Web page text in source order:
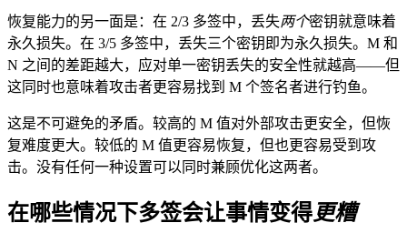
恢复能力的另一面是：在 2/3 多签中，丢失两个密钥就意味着
永久损失。在 3/5 多签中，丢失三个密钥即为永久损失。M 和
N 之间的差距越大，应对单一密钥丢失的安全性就越高——但
这同时也意味着攻击者更容易找到 M 个签名者进行钓鱼。
这是不可避免的矛盾。较高的 M 值对外部攻击更安全，但恢
复难度更大。较低的 M 值更容易恢复，但也更容易受到攻
击。没有任何一种设置可以同时兼顾优化这两者。
在哪些情况下多签会让事情变得更糟